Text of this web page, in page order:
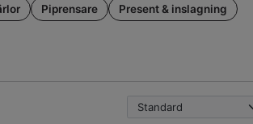
Piprensare Present & inslagning